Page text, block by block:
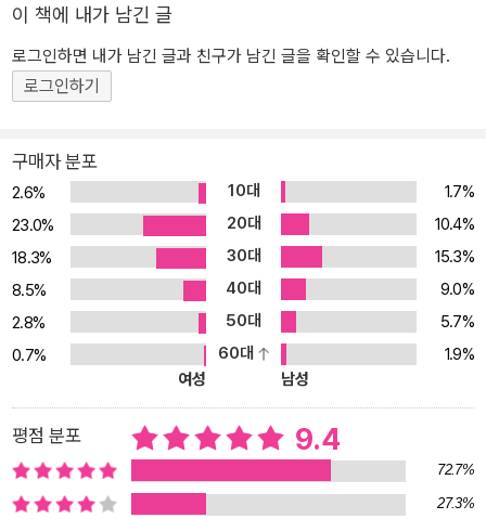
여 쓴 《군주론》이 더스토리를 통해 오리지널 초판본 표지로 소개된
다. 한때 금서였던 《군주론》은 오해받기 딱 좋은 말들이 넘쳐난다.
‘인간은 은혜를 모르고, 인내를 모르고, 배은망덕하고, 기회주의적이
해도 된다.’ 오해하지 않으려면 다음 말을 꼭 덧붙여 읽어야 한다. ‘지
도자의 목표가 공동체의 평화와 안정이라면!’ 사실 《군주론》은, 강한
리더의 강한 통치로 평화가 오기를 간절히 염원하는 충직한 책인 것
이다. 그렇다면 마키아벨리는 왜, 선뜻 입밖으로 꺼내 말하기 힘든 불
편한 진실들을 쏟아내서 오해를 자초했을까? 그는 당시 통치력이 부
재한 피렌체의 외교관으로서 풍전등화인 제 나라 신세를 구하려고 강
대국 사이를 필사적으로 오가며, 냉정하기 그지없는 국제정치의 민낯
을 낱낱이 목격했다. 그러면서 체사레 보르자, 루이 12세, 막시밀리안
히 보지 않고 막연한 낙관이나 연민 혹은 ‘내가 선하고 옳다’는 자만으
로 결정을 내릴 때 국가와 국민에게 큰 화가 닥치는 것을 수없이 보았
다. 그래서 그는 인간의 본성을 ‘선악’으로 규정짓지 않고 있는 그대로
보며 ‘공동체에 바람직한 결과를 끌어내려면 어떻게 해야 하는가’를
이 책에 내가 남긴 글
로그인하면 내가 남긴 글과 친구가 남긴 글을 확인할 수 있습니다.
로그인하기
구매자 분포
2.6% 10대
1.7%
23.0%
20대
10.4%
18.3%
30대
15.3%
8.5%
40대
9.0%
2.8%
50대
5.7%
0.7%
60대
1.9%
여성
남성
평점 분포 9.4
72.7%
27.3%